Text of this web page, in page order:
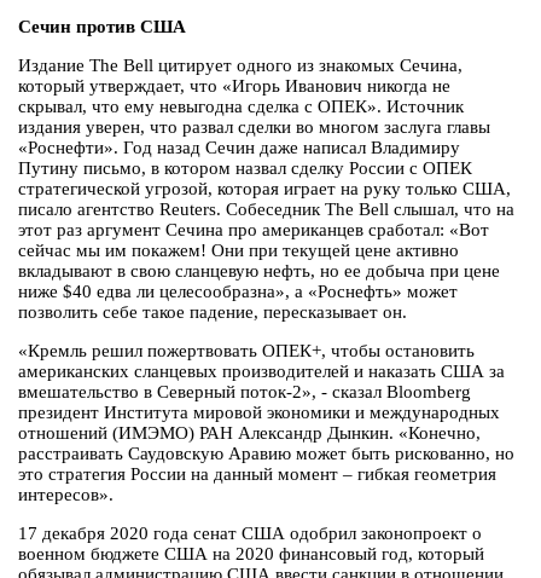
Сечин против США
Издание The Bell цитирует одного из знакомых Сечина,
который утверждает, что «Игорь Иванович никогда не
скрывал, что ему невыгодна сделка с ОПЕК». Источник
издания уверен, что развал сделки во многом заслуга главы
«Роснефти». Год назад Сечин даже написал Владимиру
Путину письмо, в котором назвал сделку России с ОПЕК
стратегической угрозой, которая играет на руку только США,
писало агентство Reuters. Собеседник The Bell слышал, что на
этот раз аргумент Сечина про американцев сработал: «Вот
сейчас мы им покажем! Они при текущей цене активно
вкладывают в свою сланцевую нефть, но ее добыча при цене
ниже $40 едва ли целесообразна», а «Роснефть» может
позволить себе такое падение, пересказывает он.
«Кремль решил пожертвовать ОПЕК+, чтобы остановить
американских сланцевых производителей и наказать США за
вмешательство в Северный поток-2», - сказал Bloomberg
президент Института мировой экономики и международных
отношений (ИМЭМО) РАН Александр Дынкин. «Конечно,
расстраивать Саудовскую Аравию может быть рискованно, но
это стратегия России на данный момент – гибкая геометрия
интересов».
17 декабря 2020 года сенат США одобрил законопроект о
военном бюджете США на 2020 финансовый год, который